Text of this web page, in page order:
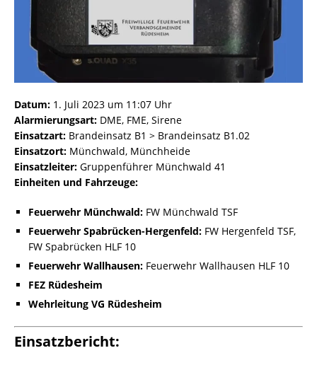
Datum: 1. Juli 2023 um 11:07 Uhr
Alarmierungsart: DME, FME, Sirene
Einsatzart: Brandeinsatz B1 > Brandeinsatz B1.02
Einsatzort: Münchwald, Münchheide
Einsatzleiter: Gruppenführer Münchwald 41
Einheiten und Fahrzeuge:
Feuerwehr Münchwald: FW Münchwald TSF
Feuerwehr Spabrücken-Hergenfeld: FW Hergenfeld TSF,
FW Spabrücken HLF 10
Feuerwehr Wallhausen: Feuerwehr Wallhausen HLF 10
FEZ Rüdesheim
Wehrleitung VG Rüdesheim
Einsatzbericht: